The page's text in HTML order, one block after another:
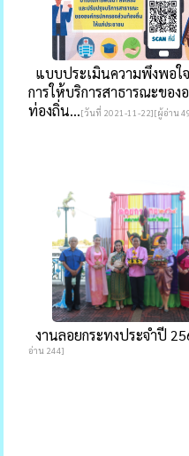
แบบประเมินความพึงพอใ
การให้บริการสาธารณะของ
ท่องถิ่น...[วันที่ 2021-11-22][ผู้อ่าน
งานลอยกระทงประจำปี
อ่าน 244]